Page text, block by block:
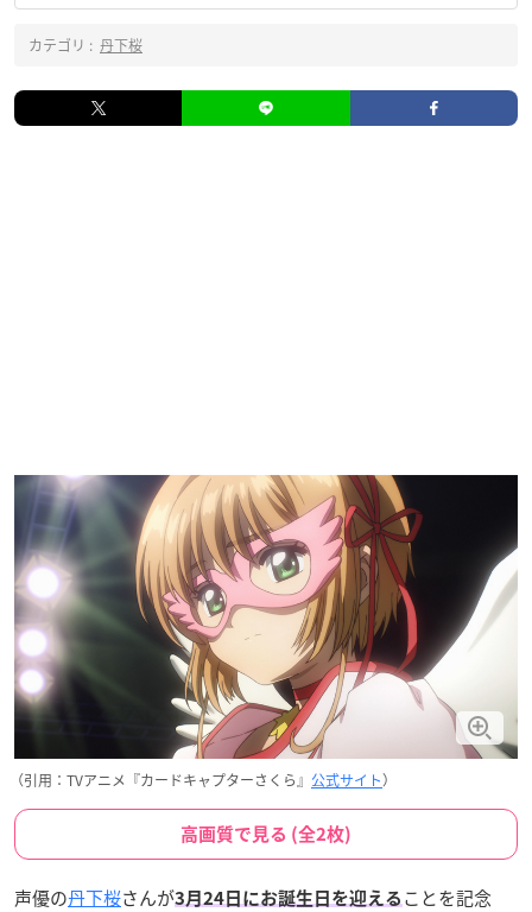
カテゴリ : 丹下桜
（引用：TVアニメ『カードキャプターさくら』 公式サイト）
高画質で見る (全2枚)
声優の丹下桜さんが3月24日にお誕生日を迎える ことを記念